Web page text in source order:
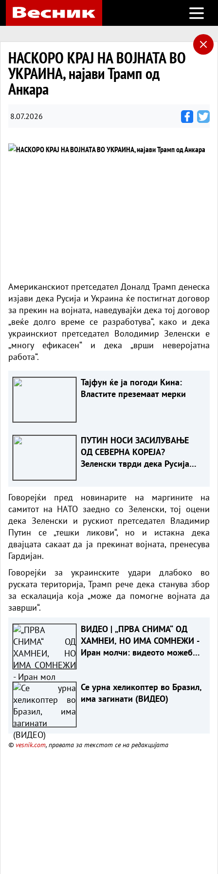
Open
НАСКОРО КРАЈ НА ВОЈНАТА ВО
УКРАИНА, најави Трамп од
Анкара
8.07.2026
Американскиот претседател Доналд Трамп денеска
изјави дека Русија и Украина ќе постигнат договор
за прекин на војната, наведувајќи дека тој договор
„веќе долго време се разработува“, како и дека
украинскиот претседател Володимир Зеленски е
„многу ефикасен“ и дека „врши неверојатна
работа“.
Тајфун ќе ја погоди Кина:
Властите преземаат мерки
ПУТИН НОСИ ЗАСИЛУВАЊЕ
ОД СЕВЕРНА КОРЕЈА?
Зеленски тврди дека Русија
Говорејќи пред новинарите на маргините на
самитот на НАТО заедно со Зеленски, тој оцени
дека Зеленски и рускиот претседател Владимир
Путин се „тешки ликови“, но и истакна дека
двајцата сакаат да ја прекинат војната, пренесува
Гардијан.
Говорејќи за украинските удари длабоко во
руската територија, Трамп рече дека станува збор
за ескалација која „може да помогне војната да
заврши“.
ВИДЕО | „ПРВА СНИМА“ ОД
ХАМНЕИ, НО ИМА СОМНЕЖИ -
Иран молчи: видеото можеби
Се урна хеликоптер во Бразил,
има загинати (ВИДЕО)
© vesnik.com, правата за текстот се на редакцијата